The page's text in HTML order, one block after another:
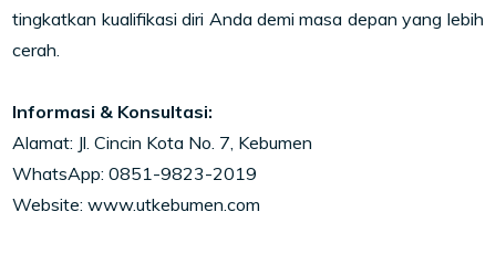
tingkatkan kualifikasi diri Anda demi masa depan yang lebih
cerah.
Informasi & Konsultasi:
Alamat: Jl. Cincin Kota No. 7, Kebumen
WhatsApp: 0851-9823-2019
Website: www.utkebumen.com